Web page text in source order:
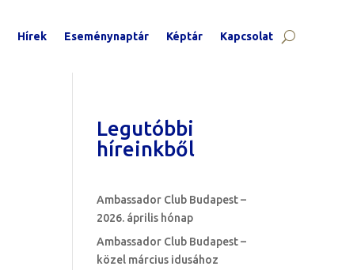
Hírek Eseménynaptár Képtár Kapcsolat
Legutóbbi
híreinkből
Ambassador Club Budapest –
2026. április hónap
Ambassador Club Budapest –
közel március idusához